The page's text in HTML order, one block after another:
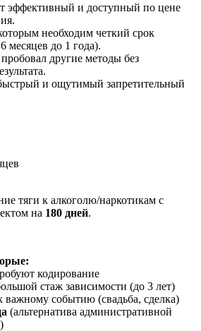
эффективный и доступный по цене
необходим четкий срок
месяцев до 1 года).
другие методы без
и ощутимый запретительный
тяги к алкоголю/наркотикам с
на 180 дней.
кодирование
стаж зависимости (до 3 лет)
важному событию (свадьба, сделка)
(альтернатива административной